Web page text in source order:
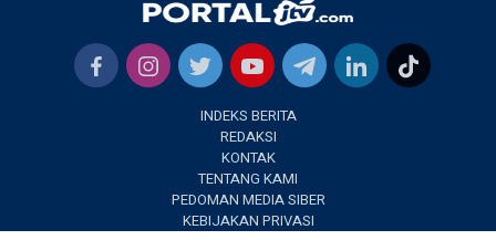
INDEKS BERITA
REDAKSI
KONTAK
TENTANG KAMI
PEDOMAN MEDIA SIBER
KEBIJAKAN PRIVASI